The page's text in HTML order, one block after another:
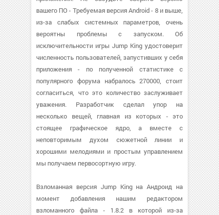
вашего ПО - Требуемая версия Android - 8 и выше,
из-за слабых системных параметров, очень
вероятны проблемы с запуском. Об
исключительности игры Jump King удостоверит
численность пользователей, запустивших у себя
приложения - по полученной статистике с
популярного форума набралось 270000, стоит
согласиться, что это количество заслуживает
уважения. Разработчик сделал упор на
несколько вещей, главная из которых - это
стоящее графическое ядро, а вместе с
неповторимым духом сюжетной линии и
хорошими мелодиями и простым управлением
мы получаем первосортную игру.
Взломанная версия Jump King на Андроид на
момент добавления нашим редактором
взломанного файла - 1.8.2 в которой из-за